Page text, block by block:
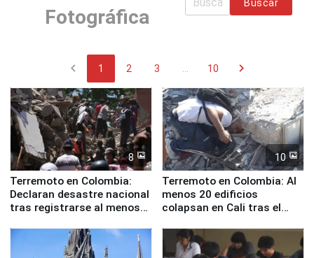
Fotográfica
Buscar
chevron_left 1 2 3 10 chevron_right
8
Terremoto en Colombia:
Declaran desastre nacional
tras registrarse al menos
10
Terremoto en Colombia: Al
menos 20 edificios
colapsan en Cali tras el